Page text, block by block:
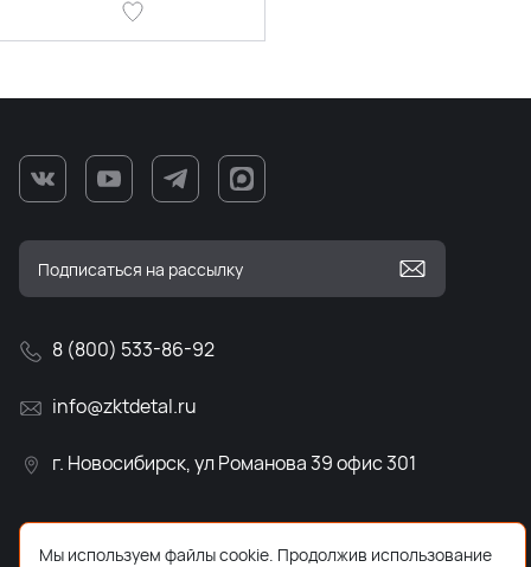
8 (800) 533-86-92
info@zktdetal.ru
г. Новосибирск, ул Романова 39 офис 301
Мы используем файлы cookie. Продолжив использование